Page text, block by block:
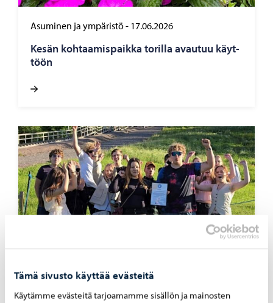
Tämä sivusto käyttää evästeitä
Käytämme evästeitä tarjoamamme sisällön ja mainosten
Asuminen ja ympäristö- 17.06.2026
Kesän koh­taa­mis­paik­ka to­ril­la avau­tuu käyt­
töön
Nuoret -12.06.2026